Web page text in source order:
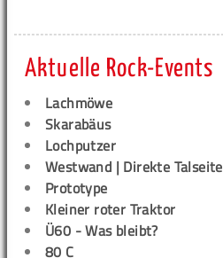
Aktuelle Rock-Events
Lachmöwe
Skarabäus
Lochputzer
Westwand | Direkte Talseite
Prototype
Kleiner roter Traktor
Ü60 - Was bleibt?
80 C